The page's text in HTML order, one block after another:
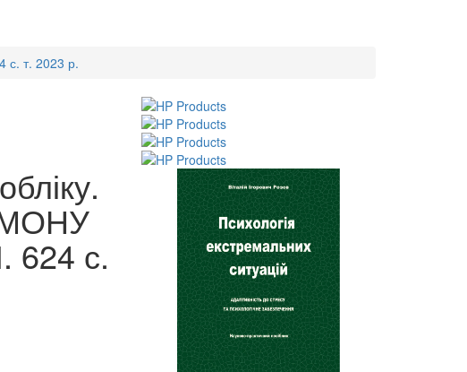
с. т. 2023 р.
МОНУ
624 с.